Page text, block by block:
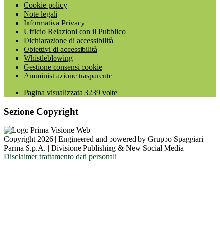
Cookie policy
Note legali
Informativa Privacy
Ufficio Relazioni con il Pubblico
Dichiarazione di accessibilità
Obiettivi di accessibilità
Whistleblowing
Gestione consensi cookie
Amministrazione trasparente
Pagina visualizzata 3239 volte
Sezione Copyright
Copyright 2026 | Engineered and powered by Gruppo Spaggiari
Parma S.p.A. | Divisione Publishing & New Social Media
Disclaimer trattamento dati personali